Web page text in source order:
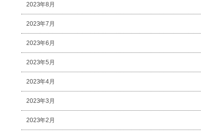
2023年8月
2023年7月
2023年6月
2023年5月
2023年4月
2023年3月
2023年2月